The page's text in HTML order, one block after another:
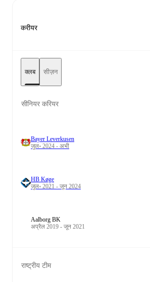
करीयर
क्लब सीज़न
सीनियर करियर
Bayer Leverkusen
जुल॰ 2024 - अभी
HB Køge
जुल॰ 2021 - जून 2024
Aalborg BK
अप्रैल 2019 - जून 2021
राष्ट्रीय टीम